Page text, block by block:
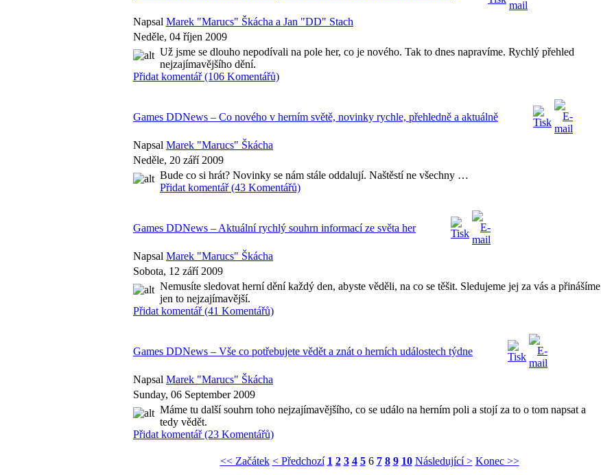
Napsal Marek "Marucs" Škácha a Jan "DD" Stach
Neděle, 04 říjen 2009
Už jsme se dlouho nepodívali na pole her, co je nového. Tak to dnes napravíme. Rychlý přehled
nejzajímavějšího dění.
Přidat komentář (106 Komentářů)
Games DDNews – Co nového v herním světě, novinky rychle, přehledně a aktuálně
Napsal Marek "Marucs" Škácha
Neděle, 20 září 2009
Bude co si hrát? Novinky se nám stále oddalují. Naštěstí ne všechny …
Přidat komentář (43 Komentářů)
Games DDNews – Aktuální rychlý souhrn informací ze světa her
Napsal Marek "Marucs" Škácha
Sobota, 12 září 2009
Nemusíte sledovat herní dění každý den, abyste věděli, na co se těšit. Sledujeme jej za vás a přinášíme
jen to nejzajímavější.
Přidat komentář (41 Komentářů)
Games DDNews – Vše co potřebujete vědět a znát o herních událostech týdne
Napsal Marek "Marucs" Škácha
Sunday, 06 September 2009
Máme tu další souhrn toho nejzajímavějšího, co se událo na herním poli a stojí za to o tom napsat a
tedy vědět.
Přidat komentář (23 Komentářů)
<< Začátek < Předchozí 1 2 3 4 5 6 7 8 9 10 Následující > Konec >>